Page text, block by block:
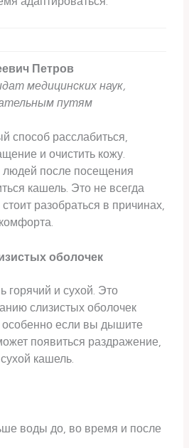
Петров
медицинских наук,
путям
способ расслабиться,
и очистить кожу.
людей после посещения
кашель. Это не всегда
разобраться в причинах,
оболочек
горячий и сухой. Это
слизистых оболочек
особенно если вы дышите
появиться раздражение,
кашель.
воды до, во время и после